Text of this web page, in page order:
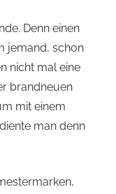
Denn einen
jemand, schon
nicht mal eine
brandneuen
mit einem
man denn